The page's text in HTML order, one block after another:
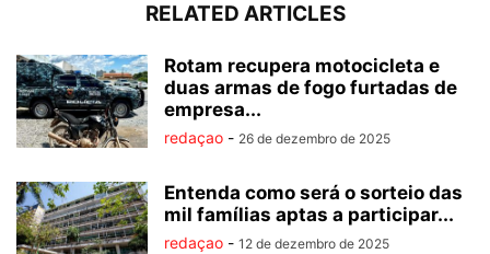
RELATED ARTICLES
Rotam recupera motocicleta e
duas armas de fogo furtadas de
empresa...
redaçao - 26 de dezembro de 2025
Entenda como será o sorteio das
mil famílias aptas a participar...
redaçao - 12 de dezembro de 2025